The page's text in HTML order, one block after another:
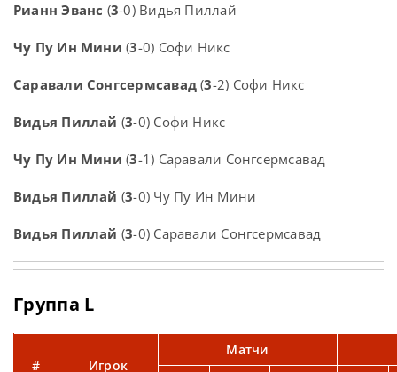
Рианн Эванс (3-0) Видья Пиллай
Чу Пу Ин Мини (3-0) Софи Никс
Саравали Сонгсермсавад(3-2) Софи Никс
Видья Пиллай (3-0) Софи Никс
Чу Пу Ин Мини (3-1) Саравали Сонгсермсавад
Видья Пиллай (3-0) Чу Пу Ин Мини
Видья Пиллай (3-0) Саравали Сонгсермсавад
Группа L
# Игрок
Матчи